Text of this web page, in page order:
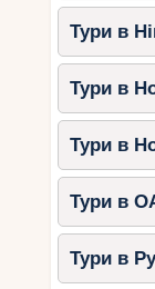
Тури в
Тури в
Тури в
Тури в
Тури в